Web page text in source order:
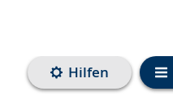
Hilfen